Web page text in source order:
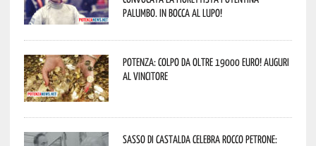
Palumbo. In bocca al lupo!
Potenza: colpo da oltre 19000 Euro! Auguri
al vincitore
Sasso di Castalda celebra Rocco Petrone: